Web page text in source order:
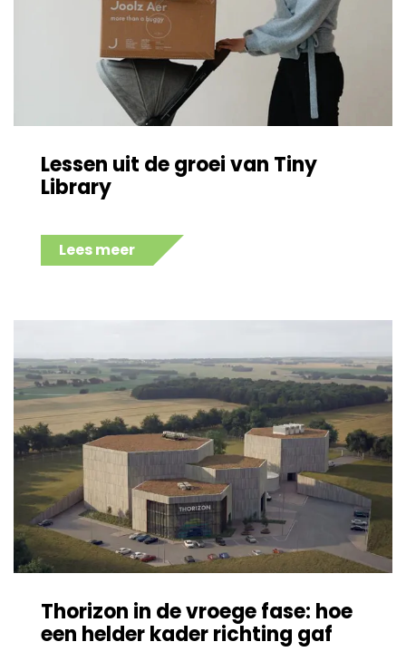
Lessen uit de groei van Tiny
Library
Lees meer
Thorizon in de vroege fase: hoe
een helder kader richting gaf